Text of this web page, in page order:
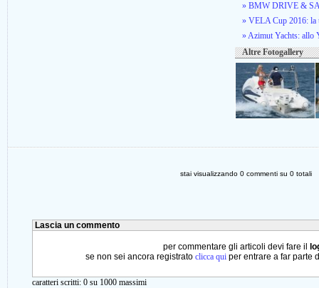
» BMW DRIVE &
» VELA Cup 2016: la
» Azimut Yachts: allo
Altre Fotogallery
stai visualizzando 0commenti su 0totali
Lascia un commento
per commentare gli articoli devi fare il
se non sei ancora registrato clicca quiper entrare a far parte
caratteri scritti: 0 su 1000 massimi